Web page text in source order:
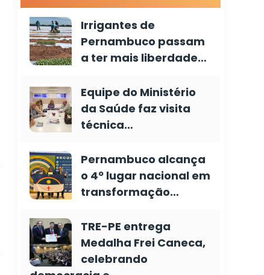
Irrigantes de
Pernambuco passam
a ter mais liberdade…
Equipe do Ministério
da Saúde faz visita
técnica…
Pernambuco alcança
o 4º lugar nacional em
transformação…
TRE-PE entrega
Medalha Frei Caneca,
celebrando